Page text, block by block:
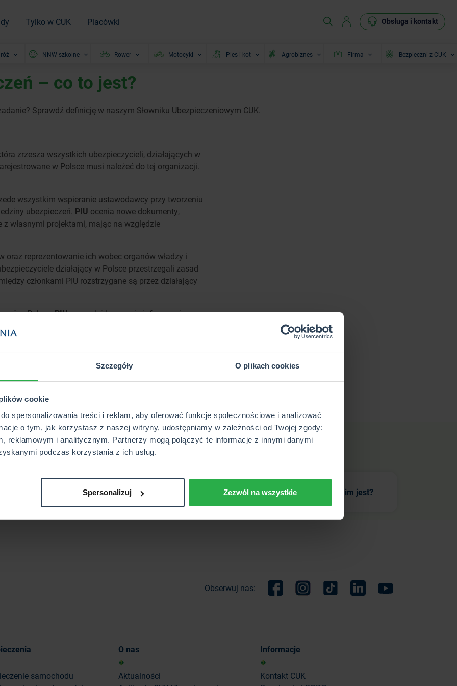
Szczegóły O plikach cookies
cookie
spersonalizowania treści i reklam, aby oferować funkcje społecznościowe i analizować
o tym, jak korzystasz z naszej witryny, udostępniamy w zależności od Twojej zgody:
reklamowym i analitycznym. Partnerzy mogą połączyć te informacje z innymi danymi
podczas korzystania z ich usług.
Spersonalizuj Zezwól na wszystkie
Tylko w CUK Placówki Obsługa i kontakt
NNW szkolne Rower Motocykl Pies i kot Agrobiznes Firma Bezpieczni z CUK
– co to jest?
Sprawdź definicję w naszym Słowniku Ubezpieczeniowym CUK.
zrzesza wszystkich ubezpieczycieli, działających w
w Polsce musi należeć do tej organizacji.
wszystkim wspieranie ustawodawcy przy tworzeniu
ubezpieczeń. PIU ocenia nowe dokumenty,
własnymi projektami, mając na względzie
oraz reprezentowanie ich wobec organów władzy i
działający w Polsce przestrzegali zasad
członkami PIU rozstrzygane są przez działający
w Polsce,PIUprowadzi kampanie informacyjne na
z ubezpieczania się. Tę ostatnią misję
blogi np. nawypadekgdy.pl.
współpracując z towarzystwami z innych
Unii Europejskiej). W kraju natomiast ściśle
Fundusz Gwarancyjny, Polskie Biuro
za Centralną Ewidencję Pojazdów i
Sprawdź powiązane hasła
Multiagent – kim jest?
Obserwuj nas:
samochodu
O nas
Aktualności
Informacje
Kontakt CUK